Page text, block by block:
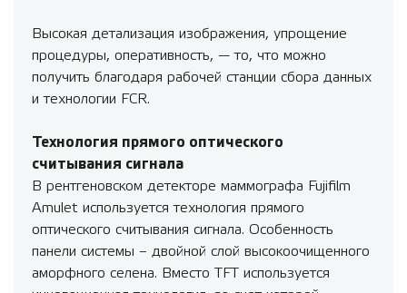
Высокая детализация изображения, упрощение
процедуры, оперативность, — то, что можно
получить благодаря рабочей станции сбора данных
и технологии FCR.
Технология прямого оптического
считывания сигнала
В рентгеновском детекторе маммографа Fujifilm
Amulet используется технология прямого
оптического считывания сигнала. Особенность
панели системы – двойной слой высокоочищенного
аморфного селена. Вместо TFT используется